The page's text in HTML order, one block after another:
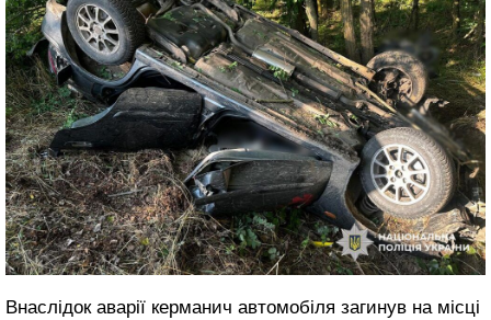
Внаслідок аварії керманич автомобіля загинув на місці